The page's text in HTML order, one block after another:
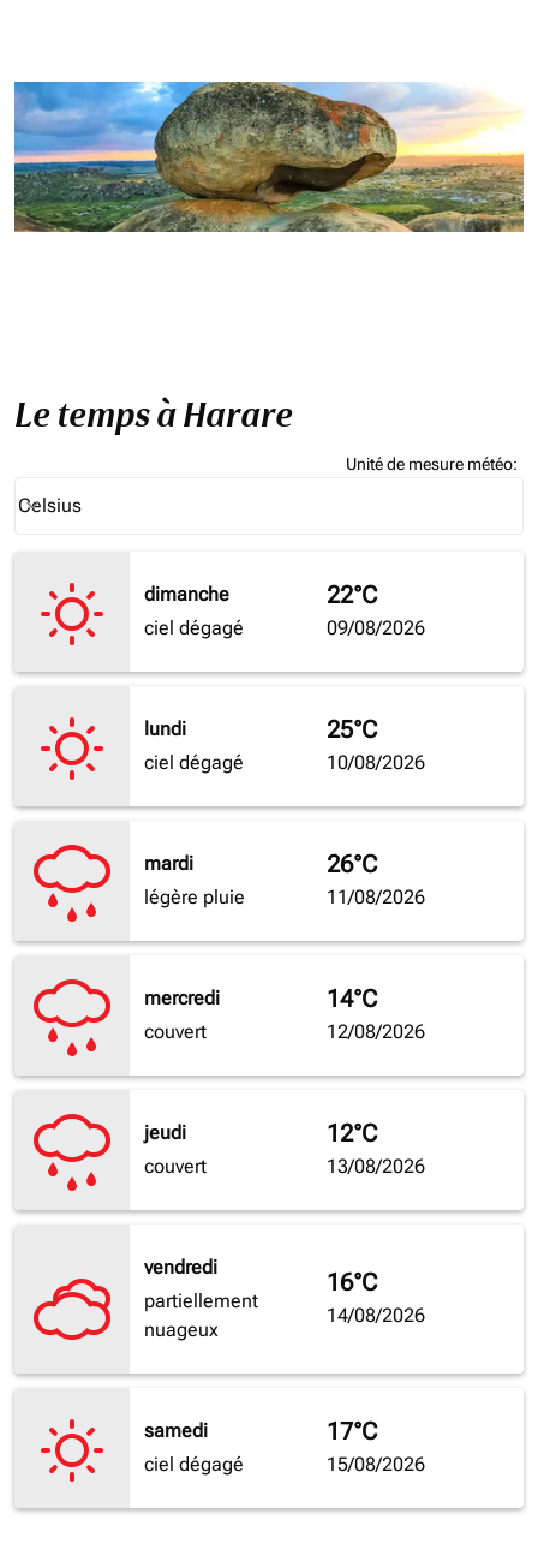
Le temps à Harare
Unité de mesure météo:
Celsius
keyboard_arrow_down
dimanche
ciel dégagé
22°C
09/08/2026
lundi
ciel dégagé
25°C
10/08/2026
mardi
légère pluie
26°C
11/08/2026
mercredi
couvert
14°C
12/08/2026
jeudi
couvert
12°C
13/08/2026
vendredi
partiellement
nuageux
16°C
14/08/2026
samedi
ciel dégagé
17°C
15/08/2026